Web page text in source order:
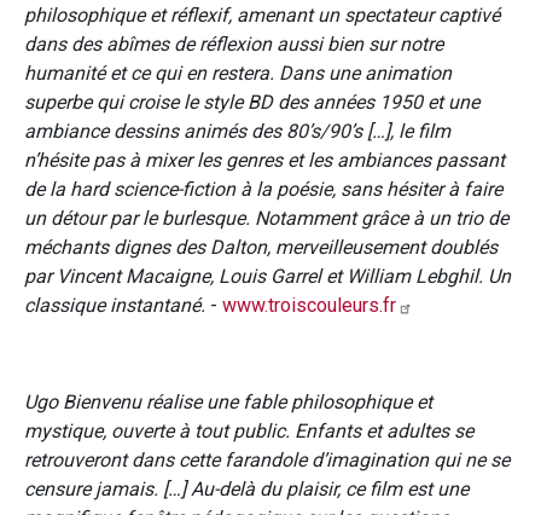
philosophique et réflexif, amenant un spectateur captivé
dans des abîmes de réflexion aussi bien sur notre
humanité et ce qui en restera. Dans une animation
superbe qui croise le style BD des années 1950 et une
ambiance dessins animés des 80’s/90’s […], le film
n’hésite pas à mixer les genres et les ambiances passant
de la hard science-fiction à la poésie, sans hésiter à faire
un détour par le burlesque. Notamment grâce à un trio de
méchants dignes des Dalton, merveilleusement doublés
par Vincent Macaigne, Louis Garrel et William Lebghil. Un
classique instantané. - www.troiscouleurs.fr
Ugo Bienvenu réalise une fable philosophique et
mystique, ouverte à tout public. Enfants et adultes se
retrouveront dans cette farandole d’imagination qui ne se
censure jamais. […] Au-delà du plaisir, ce film est une